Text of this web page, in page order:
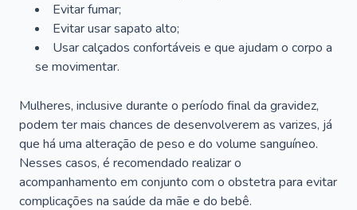
Evitar fumar;
Evitar usar sapato alto;
Usar calçados confortáveis e que ajudam o corpo a
se movimentar.
Mulheres, inclusive durante o período final da gravidez,
podem ter mais chances de desenvolverem as varizes, já
que há uma alteração de peso e do volume sanguíneo.
Nesses casos, é recomendado realizar o
acompanhamento em conjunto com o obstetra para evitar
complicações na saúde da mãe e do bebê.